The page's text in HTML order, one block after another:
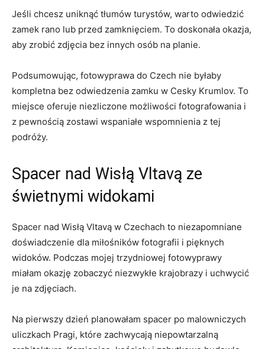
Jeśli chcesz⁢ uniknąć tłumów turystów, warto odwiedzić
zamek⁣ rano⁤ lub⁢ przed zamknięciem. To⁢ doskonała⁢ okazja,
aby zrobić zdjęcia bez innych osób na planie.
Podsumowując,‍ fotowyprawa do Czech nie ​byłaby
kompletna bez odwiedzenia zamku‌ w Cesky Krumlov. To
‍miejsce oferuje niezliczone możliwości fotografowania⁣ i
z ⁢pewnością zostawi wspaniałe wspomnienia⁤ z tej
podróży.
Spacer nad Wisłą Vltavą ze
świetnymi⁣ widokami
Spacer nad Wisłą Vltavą w Czechach to ⁢niezapomniane
⁤doświadczenie dla miłośników fotografii⁣ i pięknych
widoków.⁢ Podczas ‍mojej trzydniowej fotowyprawy
miałam okazję zobaczyć‌ niezwykłe‍ krajobrazy i⁢ uchwycić
je na zdjęciach.
Na pierwszy‍ dzień ‍planowałam spacer‌ po⁤ malowniczych
uliczkach Pragi,​ które ​zachwycają niepowtarzalną